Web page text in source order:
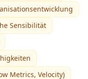
Sensibilität
Metrics, Velocity)